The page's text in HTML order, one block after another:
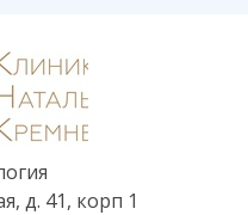
д. 41, корп 1